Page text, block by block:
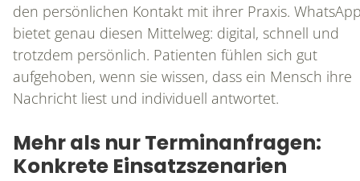
den persönlichen Kontakt mit ihrer Praxis.
bietet genau diesen Mittelweg: digital, schnell und
trotzdem persönlich. Patienten fühlen sich gut
aufgehoben, wenn sie wissen, dass ein Mensch ihre
Nachricht liest und individuell antwortet.
Mehr als nur Terminanfragen:
Konkrete Einsatzszenarien